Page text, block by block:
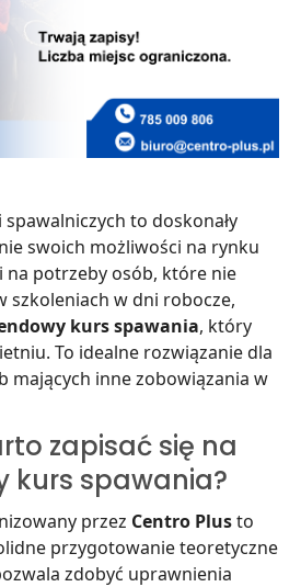
to doskonały
swoich możliwości na rynku
na potrzeby osób, które nie
szkoleniach w dni robocze,
kurs spawania, który
To idealne rozwiązanie dla
mających inne zobowiązania w
zapisać się na
kurs spawania?
przez Centro Plusto
przygotowanie teoretyczne
zdobyć uprawnienia